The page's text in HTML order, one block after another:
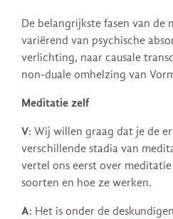
De belangrijkste fasen van de
variërend van psychische
verlichting, naar causale
non-duale omhelzing van
Meditatie zelf
V: Wij willen graag dat je de
verschillende stadia van
vertel ons eerst over
soorten en hoe ze werken.
A: Het is onder de